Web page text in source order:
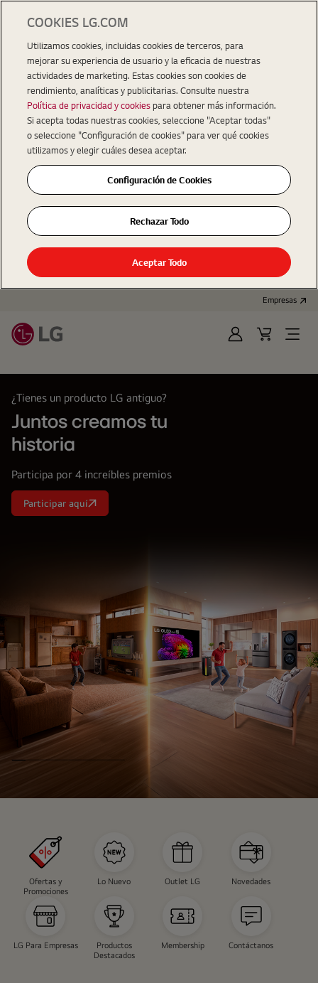
Empresas
IniciarCart
Open
¿Tienes un producto LG antiguo?
Juntos creamos tu
historia
Participa por 4 increíbles premios
Juntos
creamos
Participar aquí
Ofertas y
Promociones
Lo Nuevo Outlet LG Novedades
LG Para Empresas
Productos
Destacados
Membership Contáctanos
COOKIES LG.COM
Utilizamos cookies, incluidas cookies de terceros, para
mejorar su experiencia de usuario y la eficacia de nuestras
actividades de marketing. Estas cookies son cookies de
rendimiento, analíticas y publicitarias. Consulte nuestra
Política de privacidad y cookiespara obtener más información.
Si acepta todas nuestras cookies, seleccione "Aceptar todas"
o seleccione "Configuración de cookies" para ver qué cookies
utilizamos y elegir cuáles desea aceptar.
Configuración de Cookies
Rechazar Todo
Aceptar Todo